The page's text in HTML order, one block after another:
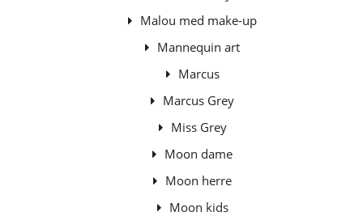
Malou med make-up
Mannequin art
Marcus
Marcus Grey
Miss Grey
Moon dame
Moon herre
Moon kids